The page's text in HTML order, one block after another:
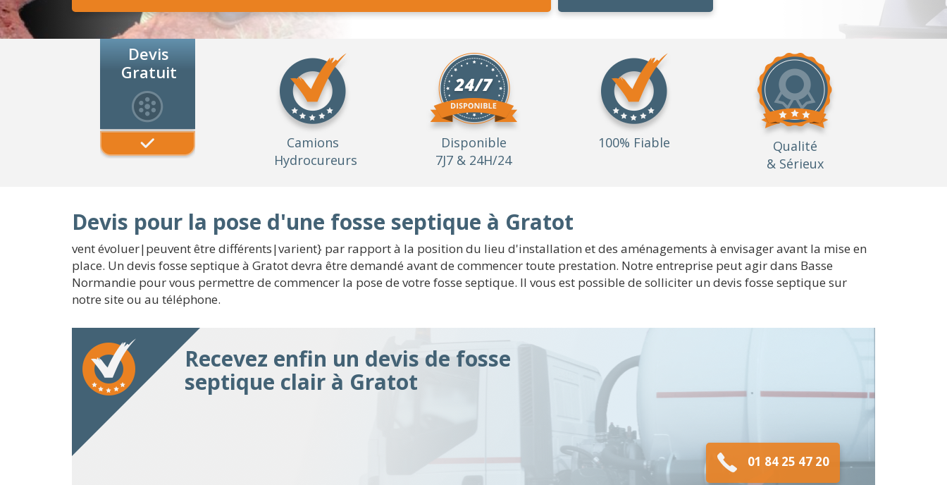
Devis
Gratuit
Camions
Hydrocureurs
Disponible
7J7 & 24H/24
100% Fiable
Qualité
& Sérieux
Devis pour la pose d'une fosse septique à Gratot
vent évoluer|peuvent être différents|varient} par rapport à la position du lieu d'installation et des aménagements à envisager avant la mise en
place. Un devis fosse septique à Gratot devra être demandé avant de commencer toute prestation. Notre entreprise peut agir dans Basse
Normandie pour vous permettre de commencer la pose de votre fosse septique. Il vous est possible de solliciter un devis fosse septique sur
notre site ou au téléphone.
Recevez enfin un devis de fosse
septique clair à Gratot
01 84 25 47 20